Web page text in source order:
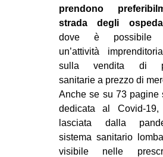
prendono
strada degli
dove è possibile
un’attività
sulla vendita di
sanitarie a prezzo di
Anche se su 73 pagine
dedicata al Covid-19,
lasciata dalla
sistema sanitario
visibile nelle